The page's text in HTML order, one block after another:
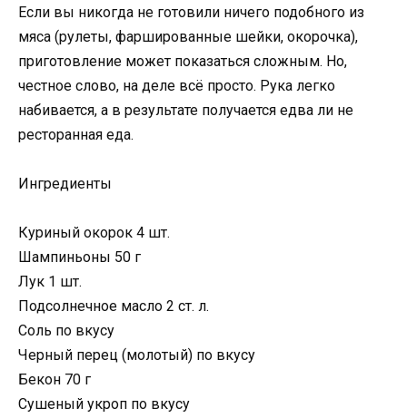
Если вы никогда не готовили ничего подобного из
мяса (рулеты, фаршированные шейки, окорочка),
приготовление может показаться сложным. Но,
честное слово, на деле всё просто. Рука легко
набивается, а в результате получается едва ли не
ресторанная еда.
Ингредиенты
Куриный окорок 4 шт.
Шампиньоны 50 г
Лук 1 шт.
Подсолнечное масло 2 ст. л.
Соль по вкусу
Черный перец (молотый) по вкусу
Бекон 70 г
Сушеный укроп по вкусу